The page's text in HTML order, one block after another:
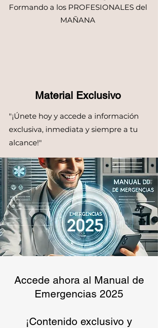
Formando a los PROFESIONALES del
MAÑANA
Material Exclusivo
"¡Únete hoy y accede a información
exclusiva, inmediata y siempre a tu
alcance!"
Accede ahora al Manual de
Emergencias 2025
¡Contenido exclusivo y